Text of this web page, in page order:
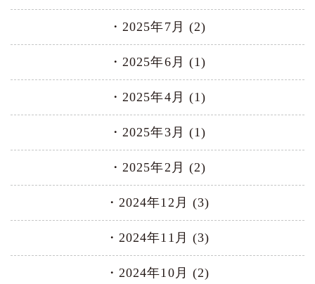
2025年7月 (2)
2025年6月 (1)
2025年4月 (1)
2025年3月 (1)
2025年2月 (2)
2024年12月 (3)
2024年11月 (3)
2024年10月 (2)